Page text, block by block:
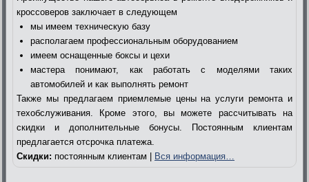
кроссоверов заключает в следующем
мы имеем техническую базу
располагаем профессиональным оборудованием
имеем оснащенные боксы и цехи
мастера понимают, как работать с моделями таких
автомобилей и как выполнять ремонт
Также мы предлагаем приемлемые цены на услуги ремонта и
техобслуживания. Кроме этого, вы можете рассчитывать на
скидки и дополнительные бонусы. Постоянным клиентам
предлагается отсрочка платежа.
Скидки: постоянным клиентам | Вся информация…